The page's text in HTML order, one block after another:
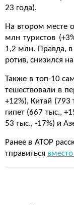
23 года).
На втором месте
млн туристов
1,2 млн. Правда, в
ротив, снизился
Также в топ-10
тешествовали в
+12%), Китай (793
гипет (667 тыс.,
53 тыс., -17%) и
Ранее в АТОР
тправиться